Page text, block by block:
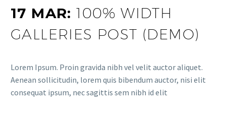
17 MAR:100% WIDTH
GALLERIES POST (DEMO)
Lorem Ipsum. Proin gravida nibh vel velit auctor aliquet.
Aenean sollicitudin, lorem quis bibendum auctor, nisi elit
consequat ipsum, nec sagittis sem nibh id elit